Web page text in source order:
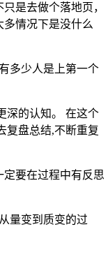
是去做个落地页，
多情况下是没什么
多少人是上第一个
深的认知。 在这个
复盘总结,不断重复
要在过程中有反思
量变到质变的过